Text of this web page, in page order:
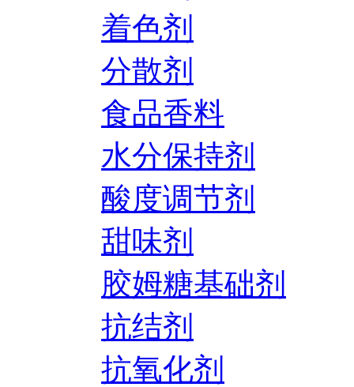
着色剂
分散剂
食品香料
水分保持剂
酸度调节剂
甜味剂
胶姆糖基础剂
抗结剂
抗氧化剂